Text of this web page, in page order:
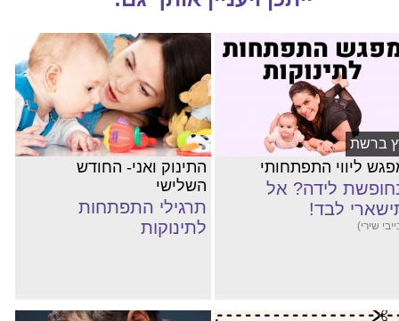
ברשת
ליווי התפתחותי
לידה? אל
לבד!
שירי)
התינוק ואני- החודש
השלישי
תרגילי התפתחות
לתינוקות